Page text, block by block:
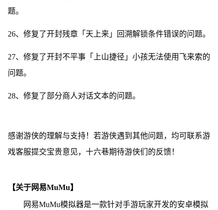
题。
26、修复了开封残章「天上来」回溯解锁条件错误的问题。
27、修复了开封不平事「上山捷径」小孩无法使用飞来索的
问题。
28、修复了部分商人对话文本的问题。
感谢游侠的理解与支持！若游侠遇到其他问题，均可联系游
戏客服提交宝贵意见，十六巷期待游侠们的反馈！
【关于网易MuMu】
网易MuMu模拟器是一款针对手游玩家开发的安卓模拟